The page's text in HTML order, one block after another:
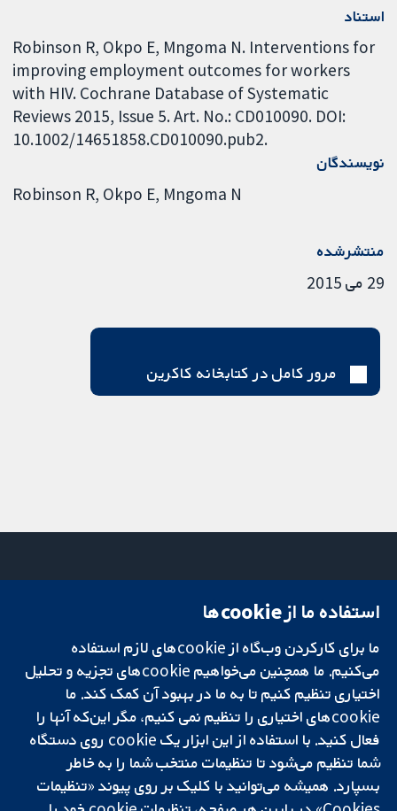
استناد
Robinson R, Okpo E, Mngoma N. Interventions for
improving employment outcomes for workers
with HIV. Cochrane Database of Systematic
Reviews 2015, Issue 5. Art. No.: CD010090. DOI:
10.1002/14651858.CD010090.pub2.
نویسندگان
Robinson R Okpo E Mngoma N
منتشرشده
29 می 2015
مرور کامل در کتابخانه کاکرین
تحقیقات قابل
اعتماد.
تصمیم‌گیری آگاهانه.
سلامت بهتر.
میدان کاوندیش
لندن
W1G 0AN
بریتانیا
دفتر رسانه‌ای
درباره ما
فرصت‌های
شغلی
Cochrane
Library
استفاده ما از cookie‌ها
ما برای کارکردن وب‌گاه از cookie‌های لازم استفاده
می‌کنیم. ما همچنین می‌خواهیم cookie‌های تجزیه و تحلیل
اختیاری تنظیم کنیم تا به ما در بهبود آن کمک کند. ما
cookie‌های اختیاری را تنظیم نمی کنیم، مگر این‌که آنها را
فعال کنید. با استفاده از این ابزار یک cookie‌ روی دستگاه
شما تنظیم می‌شود تا تنظیمات منتخب شما را به خاطر
بسپارد. همیشه می‌توانید با کلیک بر روی پیوند «تنظیمات